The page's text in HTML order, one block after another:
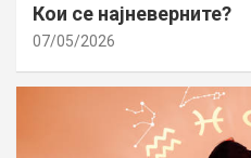
Кои се најневерните?
07/05/2026